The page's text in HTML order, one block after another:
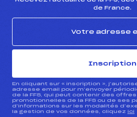
de France.
Inscription
En cliquant sur « inscription »,
adresse email pour m’envoyer
de la FFS, qui peut contenir des
promotionnelles de la FFS ou de ses
d’informations sur les modalités
la gestion de vos données, cliquez ici